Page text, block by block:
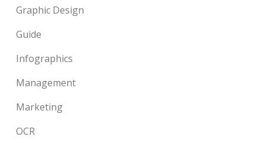
Graphic Design
Guide
Infographics
Management
Marketing
OCR